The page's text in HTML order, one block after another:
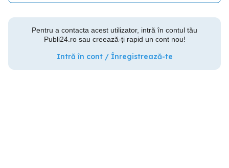
Pentru a contacta acest utilizator, intră în contul tău
Publi24.ro sau creează-ți rapid un cont nou!
Intră în cont / Înregistrează-te